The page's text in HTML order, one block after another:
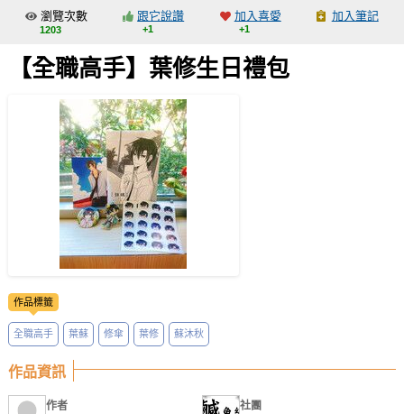
交流中心
攤位轉讓區
會員中心
註冊會員
登入
瀏覽次數
1203
跟它說讚
+1
加入喜愛
+1
加入筆記
【全職高手】葉修生日禮包
作品標籤
全職高手 葉蘇 修傘 葉修 蘇沐秋
作品資訊
作者 社團